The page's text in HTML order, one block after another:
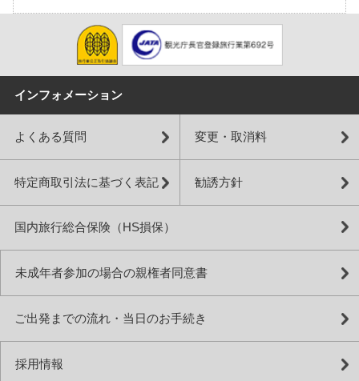
インフォメーション
よくある質問 変更・取消料
特定商取引法に基づく表記 勧誘方針
国内旅行総合保険（HS損保）
未成年者参加の場合の親権者同意書
ご出発までの流れ・当日のお手続き
採用情報